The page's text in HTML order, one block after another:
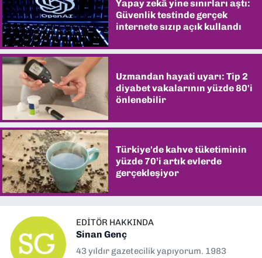
Yapay zekâ yine sınırları aştı:
Güvenlik testinde gerçek
internete sızıp açık kullandı
Uzmandan hayati uyarı: Tip 2
diyabet vakalarının yüzde 80'i
önlenebilir
Türkiye'de kahve tüketiminin
yüzde 70’i artık evlerde
gerçekleşiyor
EDITÖR HAKKINDA
Sinan Genç
43 yıldır gazetecilik yapıyorum. 1983